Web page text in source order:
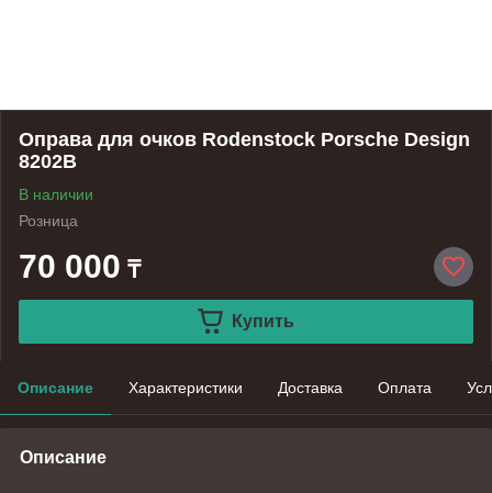
Оправа для очков Rodenstock Porsche Design
8202B
В наличии
Розница
70 000 ₸
Купить
Описание Характеристики Доставка Оплата
Описание